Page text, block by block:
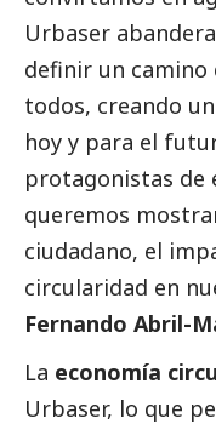
Urbaser
definir un
todos, creando
hoy y para el
protagonistas de
queremos
ciudadano, el
circularidad en
Fernando Abril-
La economía
Urbaser, lo que